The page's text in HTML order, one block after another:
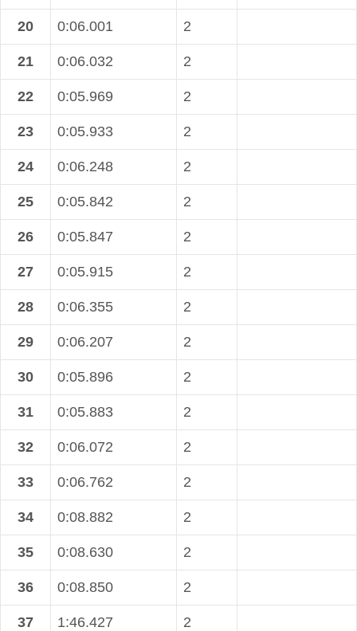
20 0:06.001 2
21 0:06.032 2
22 0:05.969 2
23 0:05.933 2
24 0:06.248 2
25 0:05.842 2
26 0:05.847 2
27 0:05.915 2
28 0:06.355 2
29 0:06.207 2
30 0:05.896 2
31 0:05.883 2
32 0:06.072 2
33 0:06.762 2
34 0:08.882 2
35 0:08.630 2
36 0:08.850 2
37 1:46.427 2